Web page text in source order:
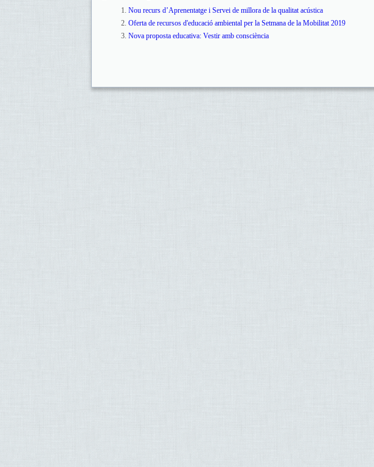
Nou recurs d’Aprenentatge i Servei de millora de la qualitat acústica
Oferta de recursos d'educació ambiental per la Setmana de la Mobilitat 2019
Nova proposta educativa: Vestir amb consciència